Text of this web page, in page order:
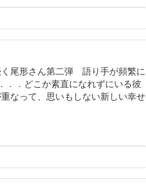
く尾形さん第二弾 語り手が頻繁に
．．どこか素直になれずにいる彼
なって、思いもしない新しい幸せ